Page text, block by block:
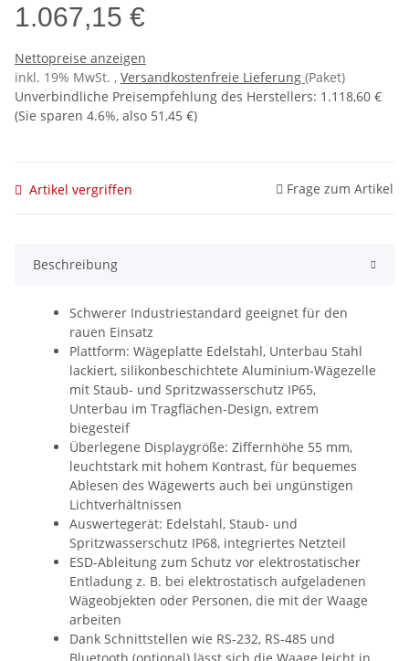
1.067,15 €
Nettopreise anzeigen
inkl. 19% MwSt. , Versandkostenfreie Lieferung (Paket)
Unverbindliche Preisempfehlung des Herstellers: 1.118,60 €
(Sie sparen 4.6%, also 51,45 €)
Artikel vergriffen Frage zum Artikel
Beschreibung
Schwerer Industriestandard geeignet für den
rauen Einsatz
Plattform: Wägeplatte Edelstahl, Unterbau Stahl
lackiert, silikonbeschichtete Aluminium-Wägezelle
mit Staub- und Spritzwasserschutz IP65,
Unterbau im Tragflächen-Design, extrem
biegesteif
Überlegene Displaygröße: Ziffernhöhe 55 mm,
leuchtstark mit hohem Kontrast, für bequemes
Ablesen des Wägewerts auch bei ungünstigen
Lichtverhältnissen
Auswertegerät: Edelstahl, Staub- und
Spritzwasserschutz IP68, integriertes Netzteil
ESD-Ableitung zum Schutz vor elektrostatischer
Entladung z. B. bei elektrostatisch aufgeladenen
Wägeobjekten oder Personen, die mit der Waage
arbeiten
Dank Schnittstellen wie RS-232, RS-485 und
Bluetooth (optional) lässt sich die Waage leicht in